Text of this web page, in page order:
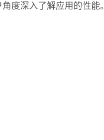
度深入了解应用的性能。